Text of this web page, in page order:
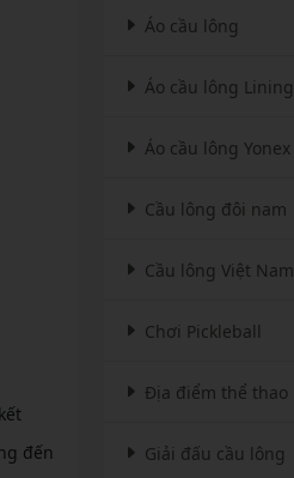
Túi Cầu Lông Victor
Túi Cầu Lông Apavi
MÁY ĐAN
đến
Áo cầu lông
Áo cầu lông Lining
Áo cầu lông Yonex
Cầu lông đôi nam
Cầu lông Việt Nam
Chơi Pickleball
Địa điểm thể thao
Giải đấu cầu lông